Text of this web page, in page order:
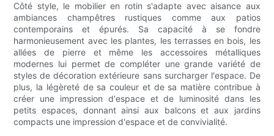
Côté style, le mobilier en rotin s'adapte avec aisance aux
ambiances champêtres rustiques comme aux patios
contemporains et épurés. Sa capacité à se fondre
harmonieusement avec les plantes, les terrasses en bois, les
allées de pierre et même les accessoires métalliques
modernes lui permet de compléter une grande variété de
styles de décoration extérieure sans surcharger l'espace. De
plus, la légèreté de sa couleur et de sa matière contribue à
créer une impression d'espace et de luminosité dans les
petits espaces, donnant ainsi aux balcons et aux jardins
compacts une impression d'espace et de convivialité.